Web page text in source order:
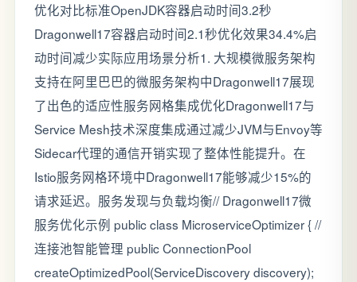
优化对比标准OpenJDK容器启动时间3.2秒
Dragonwell17容器启动时间2.1秒优化效果34.4%启
动时间减少实际应用场景分析1. 大规模微服务架构
支持在阿里巴巴的微服务架构中Dragonwell17展现
了出色的适应性服务网格集成优化Dragonwell17与
Service Mesh技术深度集成通过减少JVM与Envoy等
Sidecar代理的通信开销实现了整体性能提升。在
Istio服务网格环境中Dragonwell17能够减少15%的
请求延迟。服务发现与负载均衡// Dragonwell17微
服务优化示例 public class MicroserviceOptimizer { //
连接池智能管理 public ConnectionPool
createOptimizedPool(ServiceDiscovery discovery);